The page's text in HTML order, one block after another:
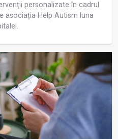
personalizate în cadrul
asociația Help Autism luna